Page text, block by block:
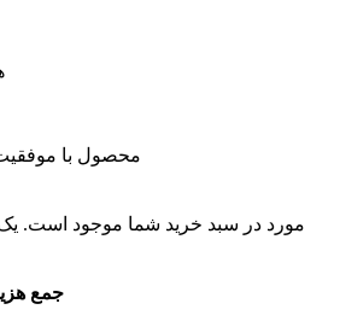
محصول با
مورد در سبد خرید شما موجود است.
جمع